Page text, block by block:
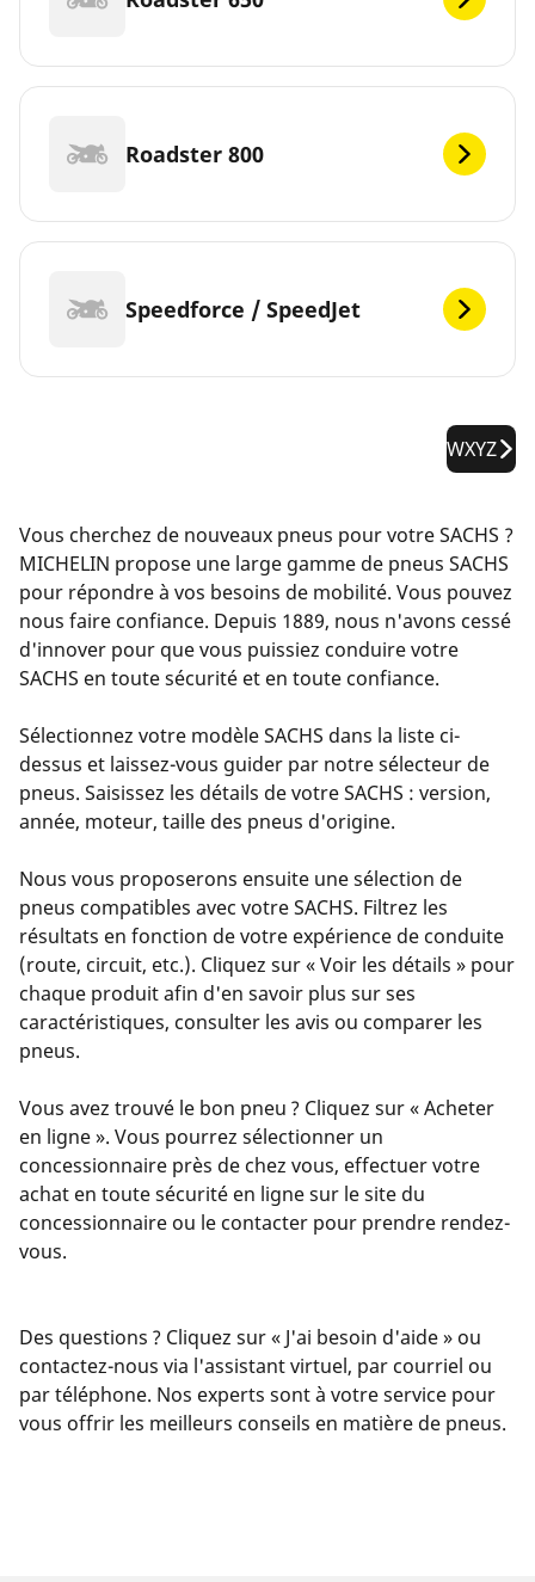
Roadster 800
Speedforce / SpeedJet
WXYZ
Vous cherchez de nouveaux pneus pour votre SACHS ?
MICHELIN propose une large gamme de pneus SACHS
pour répondre à vos besoins de mobilité. Vous pouvez
nous faire confiance. Depuis 1889, nous n'avons cessé
d'innover pour que vous puissiez conduire votre
SACHS en toute sécurité et en toute confiance.
Sélectionnez votre modèle SACHS dans la liste ci-
dessus et laissez-vous guider par notre sélecteur de
pneus. Saisissez les détails de votre SACHS : version,
année, moteur, taille des pneus d'origine.
Nous vous proposerons ensuite une sélection de
pneus compatibles avec votre SACHS. Filtrez les
résultats en fonction de votre expérience de conduite
(route, circuit, etc.). Cliquez sur « Voir les détails » pour
chaque produit afin d'en savoir plus sur ses
caractéristiques, consulter les avis ou comparer les
pneus.
Vous avez trouvé le bon pneu ? Cliquez sur « Acheter
en ligne ». Vous pourrez sélectionner un
concessionnaire près de chez vous, effectuer votre
achat en toute sécurité en ligne sur le site du
concessionnaire ou le contacter pour prendre rendez-
vous.
Des questions ? Cliquez sur « J'ai besoin d'aide » ou
contactez-nous via l'assistant virtuel, par courriel ou
par téléphone. Nos experts sont à votre service pour
vous offrir les meilleurs conseils en matière de pneus.